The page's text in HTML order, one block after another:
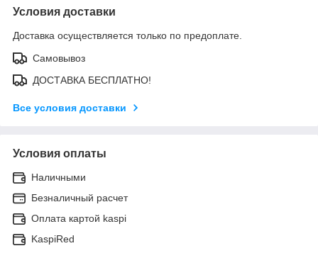
Условия доставки
Доставка осуществляется только по предоплате.
Самовывоз
ДОСТАВКА БЕСПЛАТНО!
Все условия доставки
Условия оплаты
Наличными
Безналичный расчет
Оплата картой kaspi
KaspiRed